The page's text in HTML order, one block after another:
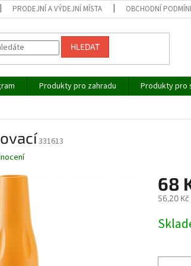
PRODEJNÍ A VÝDEJNÍ MÍSTA OBCHODNÍ
HLEDAT
Produkty pro zahradu Produkty pro
331613
68
56,20 Kč
cena: